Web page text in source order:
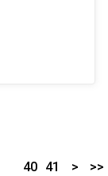
40 41 > >>